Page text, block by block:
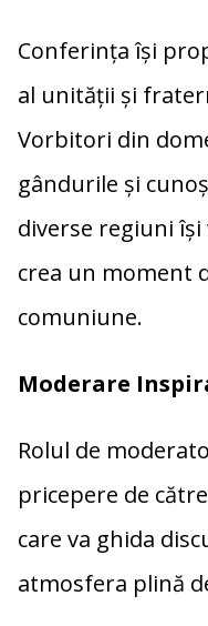
Conferința își
al unității și
Vorbitori din
gândurile și
diverse regiuni
crea un moment
comuniune.
Moderare
Rolul de
pricepere de
care va ghida
atmosfera plină